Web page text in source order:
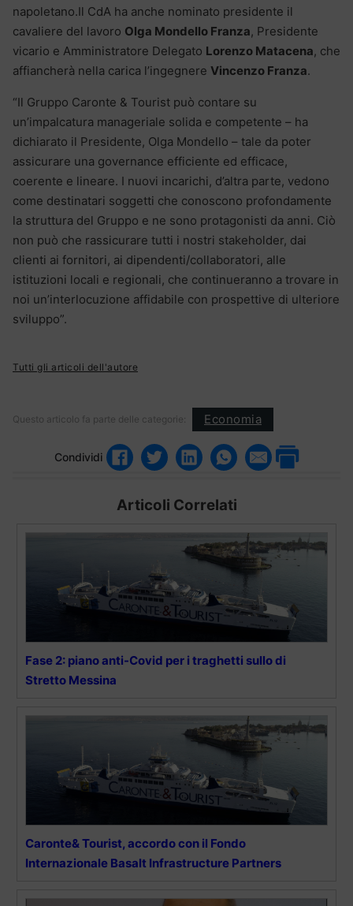
napoletano.Il CdA ha anche nominato presidente il
cavaliere del lavoro Olga Mondello Franza, Presidente
vicario e Amministratore Delegato Lorenzo Matacena, che
affiancherà nella carica l’ingegnere Vincenzo Franza.
“Il Gruppo Caronte & Tourist può contare su
un’impalcatura manageriale solida e competente – ha
dichiarato il Presidente, Olga Mondello – tale da poter
assicurare una governance efficiente ed efficace,
coerente e lineare. I nuovi incarichi, d’altra parte, vedono
come destinatari soggetti che conoscono profondamente
la struttura del Gruppo e ne sono protagonisti da anni. Ciò
non può che rassicurare tutti i nostri stakeholder, dai
clienti ai fornitori, ai dipendenti/collaboratori, alle
istituzioni locali e regionali, che continueranno a trovare in
noi un’interlocuzione affidabile con prospettive di ulteriore
sviluppo”.
Tutti gli articoli dell'autore
Questo articolo fa parte delle categorie: Economia
Condividi
Articoli Correlati
Fase 2: piano anti-Covid per i traghetti sullo di
Stretto Messina
Caronte& Tourist, accordo con il Fondo
Internazionale Basalt Infrastructure Partners